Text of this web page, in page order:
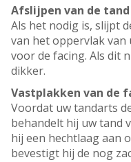
Afslijpen van de tand
Als het nodig is, slijpt
van het oppervlak van
voor de facing. Als dit
dikker.
Vastplakken van de
Voordat uw tandarts
behandelt hij uw tand
hij een hechtlaag aan
bevestigt hij de nog